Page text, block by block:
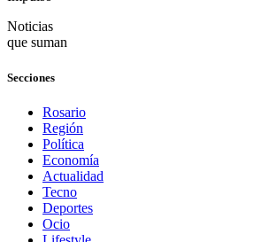
Noticias
que suman
Secciones
Rosario
Región
Política
Economía
Actualidad
Tecno
Deportes
Ocio